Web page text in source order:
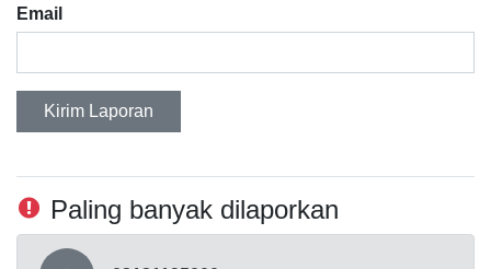
Email
Kirim Laporan
Paling banyak dilaporkan